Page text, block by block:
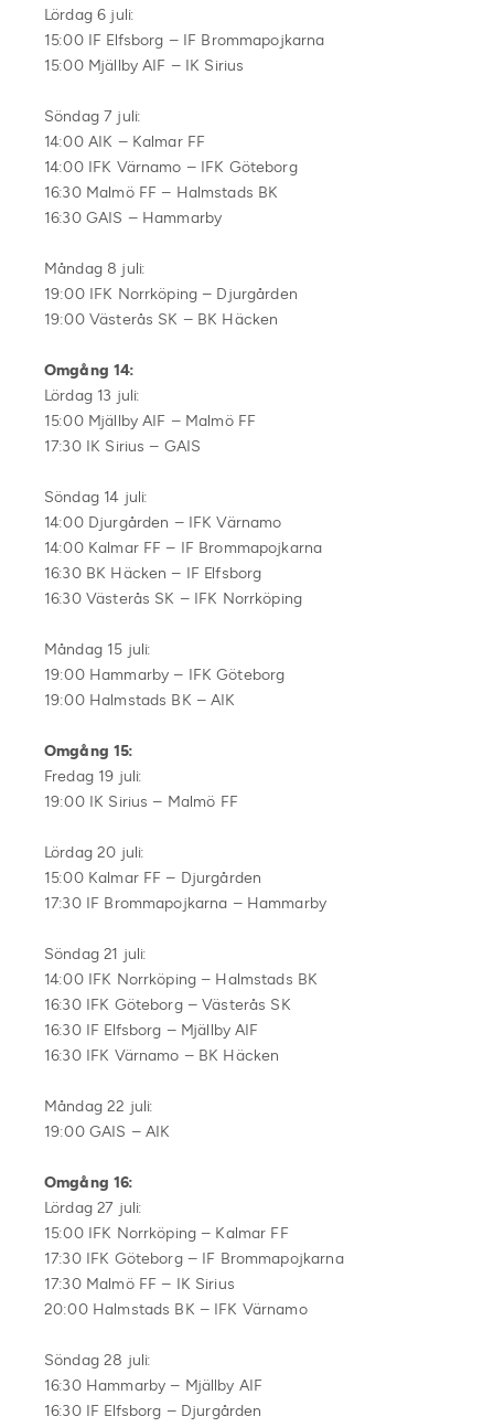
Lördag 6 juli:
15:00 IF Elfsborg – IF Brommapojkarna
15:00 Mjällby AIF – IK Sirius
Söndag 7 juli:
14:00 AIK – Kalmar FF
14:00 IFK Värnamo – IFK Göteborg
16:30 Malmö FF – Halmstads BK
16:30 GAIS – Hammarby
Måndag 8 juli:
19:00 IFK Norrköping – Djurgården
19:00 Västerås SK – BK Häcken
Omgång 14:
Lördag 13 juli:
15:00 Mjällby AIF – Malmö FF
17:30 IK Sirius – GAIS
Söndag 14 juli:
14:00 Djurgården – IFK Värnamo
14:00 Kalmar FF – IF Brommapojkarna
16:30 BK Häcken – IF Elfsborg
16:30 Västerås SK – IFK Norrköping
Måndag 15 juli:
19:00 Hammarby – IFK Göteborg
19:00 Halmstads BK – AIK
Omgång 15:
Fredag 19 juli:
19:00 IK Sirius – Malmö FF
Lördag 20 juli:
15:00 Kalmar FF – Djurgården
17:30 IF Brommapojkarna – Hammarby
Söndag 21 juli:
14:00 IFK Norrköping – Halmstads BK
16:30 IFK Göteborg – Västerås SK
16:30 IF Elfsborg – Mjällby AIF
16:30 IFK Värnamo – BK Häcken
Måndag 22 juli:
19:00 GAIS – AIK
Omgång 16:
Lördag 27 juli:
15:00 IFK Norrköping – Kalmar FF
17:30 IFK Göteborg – IF Brommapojkarna
17:30 Malmö FF – IK Sirius
20:00 Halmstads BK – IFK Värnamo
Söndag 28 juli:
16:30 Hammarby – Mjällby AIF
16:30 IF Elfsborg – Djurgården